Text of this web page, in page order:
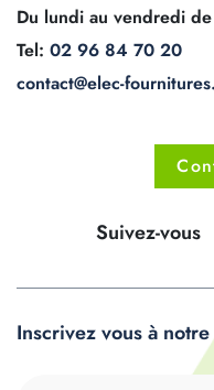
Du lundi au vendredi
Tel: 02 96 84 70 20
contact@elec-
Suivez-vous
Inscrivez vous à